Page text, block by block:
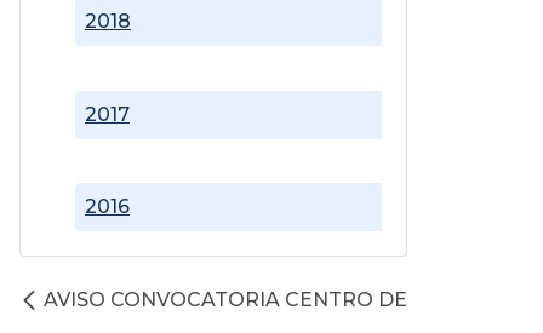
2016
2017
2018
AVISO CONVOCATORIA CENTRO DE